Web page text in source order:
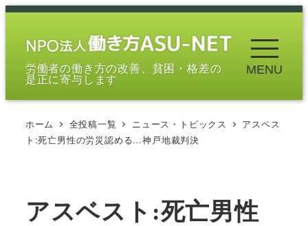
メ
労働者の働き方の改善、貧困・格差の
是正に寄与します
MENU
ホーム 全投稿一覧 ニュース・トピックス
アスベス
ト:死亡男性の労災認める…神戸地裁判決
アスベスト:死亡男性